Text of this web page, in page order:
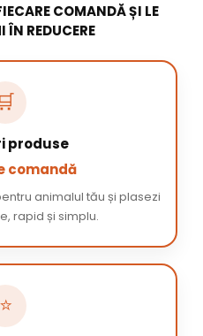
COMANDĂ ȘI LE
ÎN REDUCERE
🛒
produse
comandă
animalul tău și plasezi
rapid și simplu.
⭐